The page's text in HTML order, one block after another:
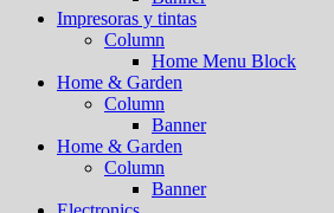
Impresoras y tintas
Column
Home Menu Block
Home & Garden
Column
Banner
Home & Garden
Column
Banner